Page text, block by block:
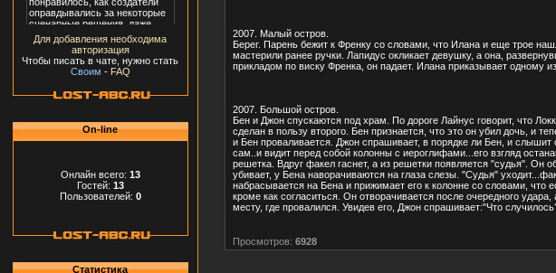
Для добавления необходима
авторизация
Чтобы писать в чате, нужно стать
Своим - FAQ
On-line
Онлайн всего: 13
Гостей: 13
Пользователей: 0
Статистика
2007. Малый остров.
Берег. Парень бежит к Френку со словами, что Илана и еще трое
мастерили ранее ручки. Лапидус окликает девушку, а она,
прикладом по виску Френка, он падает. Илана приказывает одному
2007. Большой остров.
Бен и Джон спускаются под храм. По дороге Лайнус говорит, что
сделан в пользу второго. Бен признается, что это он убил дочь, и
и Бен проваливается. Джон спрашивает, в порядке ли Бен, и
сам..и видит перед собой колонны с иероглифами...его взгляд
решетка. Вдруг факел гаснет, а из решетки появляется "судья". Он
убивает, у Бена наворачиваются на глаза слезы. "Судья"
набрасывается на Бена и прижимает его к колонне со словами, что
кроме как согласиться. Он отворачивается после очередного
месту, где провалился. Увидев его, Джон спрашивает:"Что
Просмотров: 6928